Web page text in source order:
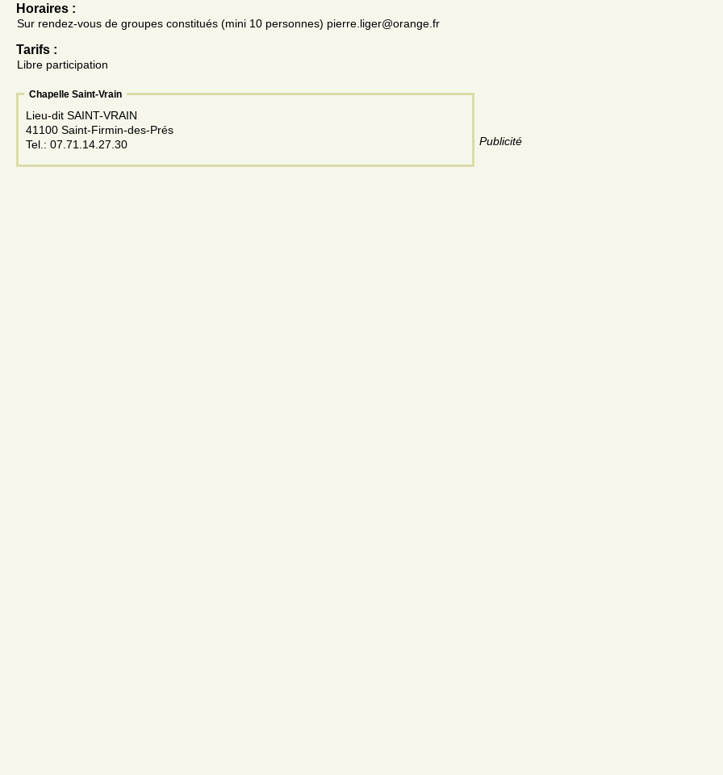
Publicité
Horaires :
Sur rendez-vous de groupes constitués (mini 10 personnes) pierre.liger@orange.fr
Tarifs :
Libre participation
Chapelle Saint-Vrain
Lieu-dit SAINT-VRAIN
41100 Saint-Firmin-des-Prés
Tel.: 07.71.14.27.30